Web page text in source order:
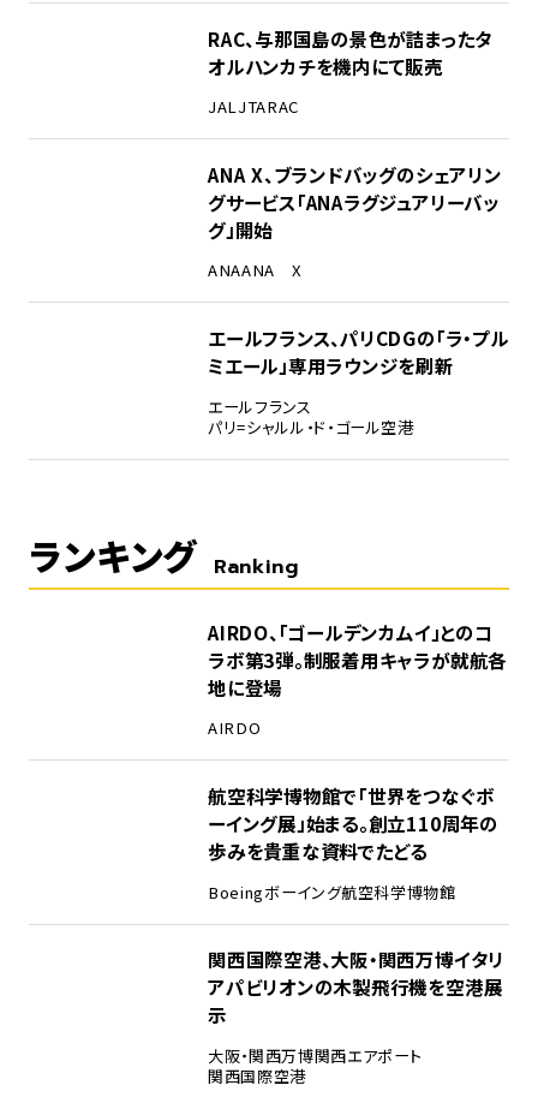
RAC、与那国島の景色が詰まったタ
オルハンカチを機内にて販売
JALJTARAC
ANA X、ブランドバッグのシェアリン
グサービス「ANAラグジュアリーバッ
グ」開始
ANAANA X
エールフランス、パリCDGの「ラ・プル
ミエール」専用ラウンジを刷新
エールフランス
パリ=シャルル・ド・ゴール空港
ランキング Ranking
AIRDO、「ゴールデンカムイ」とのコ
ラボ第3弾。制服着用キャラが就航各
地に登場
AIRDO
航空科学博物館で「世界をつなぐボ
ーイング展」始まる。創立110周年の
歩みを貴重な資料でたどる
Boeingボーイング航空科学博物館
関西国際空港、大阪・関西万博イタリ
アパビリオンの木製飛行機を空港展
示
大阪・関西万博関西エアポート
関西国際空港